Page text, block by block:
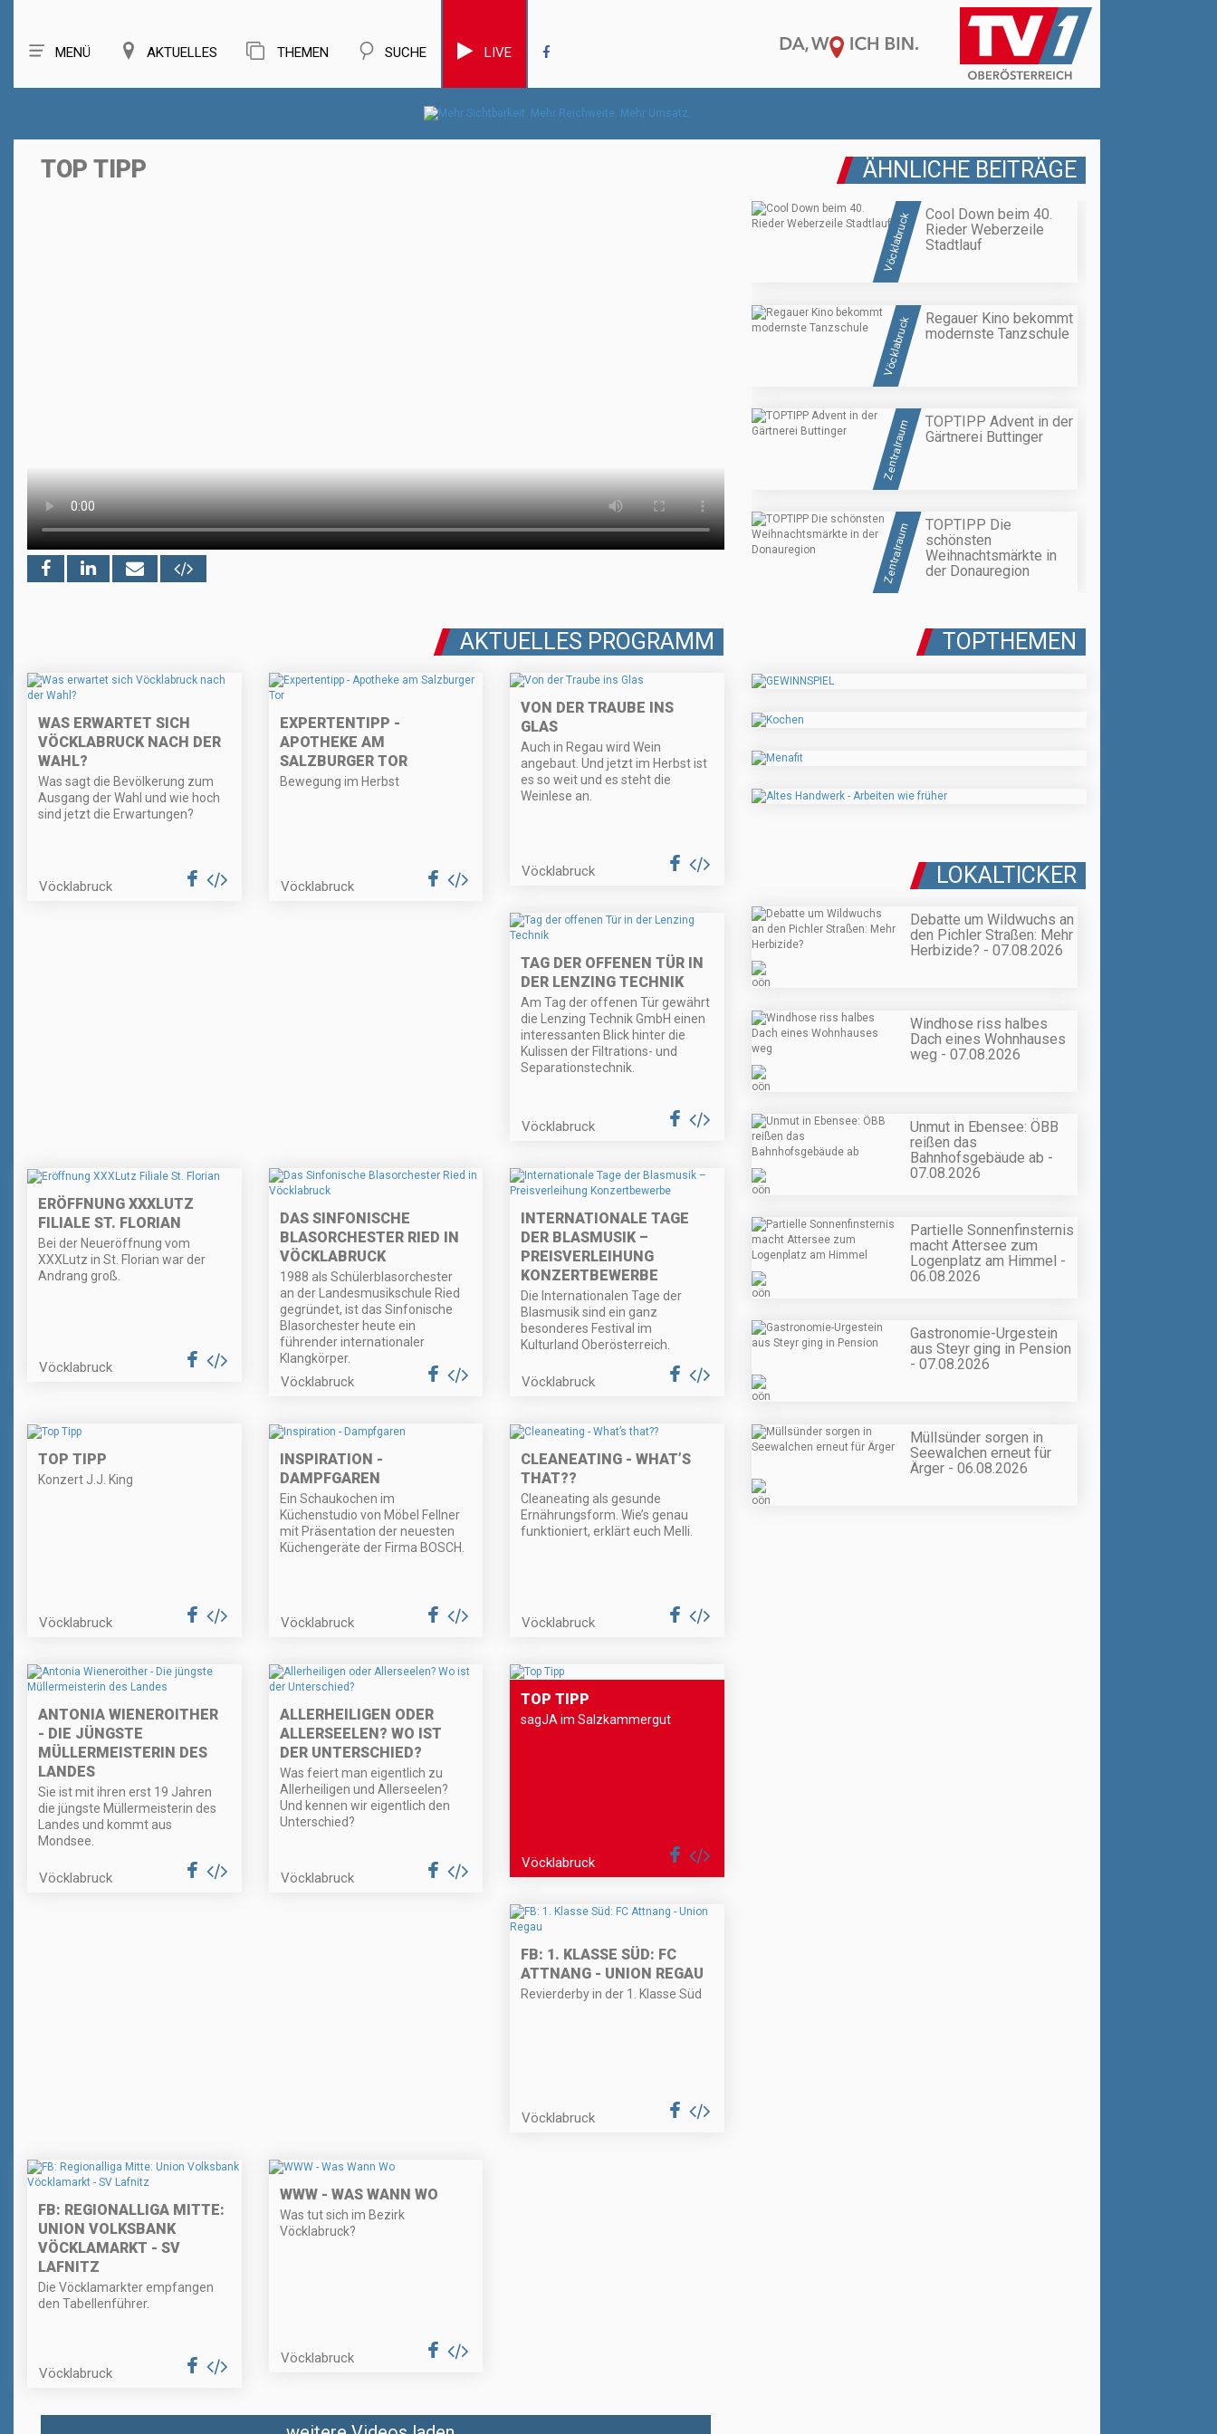
MENÜ AKTUELLES THEMEN SUCHE LIVE
TOP TIPP ÄHNLICHE BEITRÄGE
Vöcklabruck
Cool Down beim 40.
Rieder Weberzeile
Stadtlauf
Vöcklabruck
Regauer Kino bekommt
modernste Tanzschule
Zentralraum
TOPTIPP Advent in der
Gärtnerei Buttinger
Zentralraum
TOPTIPP Die
schönsten
Weihnachtsmärkte in
der Donauregion
AKTUELLES PROGRAMM
WAS ERWARTET SICH
VÖCKLABRUCK NACH DER
WAHL?
Was sagt die Bevölkerung zum
Ausgang der Wahl und wie hoch
sind jetzt die Erwartungen?
Vöcklabruck
EXPERTENTIPP -
APOTHEKE AM
SALZBURGER TOR
Bewegung im Herbst
Vöcklabruck
VON DER TRAUBE INS
GLAS
Auch in Regau wird Wein
angebaut. Und jetzt im Herbst ist
es so weit und es steht die
Weinlese an.
Vöcklabruck
TAG DER OFFENEN TÜR IN
DER LENZING TECHNIK
Am Tag der offenen Tür gewährt
die Lenzing Technik GmbH einen
interessanten Blick hinter die
Kulissen der Filtrations- und
Separationstechnik.
Vöcklabruck
ERÖFFNUNG XXXLUTZ
FILIALE ST. FLORIAN
Bei der Neueröffnung vom
XXXLutz in St. Florian war der
Andrang groß.
Vöcklabruck
DAS SINFONISCHE
BLASORCHESTER RIED IN
VÖCKLABRUCK
1988 als Schülerblasorchester
an der Landesmusikschule Ried
gegründet, ist das Sinfonische
Blasorchester heute ein
führender internationaler
Klangkörper.
Vöcklabruck
INTERNATIONALE TAGE
DER BLASMUSIK –
PREISVERLEIHUNG
KONZERTBEWERBE
Die Internationalen Tage der
Blasmusik sind ein ganz
besonderes Festival im
Kulturland Oberösterreich.
Vöcklabruck
TOP TIPP
Konzert J.J. King
Vöcklabruck
INSPIRATION -
DAMPFGAREN
Ein Schaukochen im
Küchenstudio von Möbel Fellner
mit Präsentation der neuesten
Küchengeräte der Firma BOSCH.
Vöcklabruck
CLEANEATING - WHAT’S
THAT??
Cleaneating als gesunde
Ernährungsform. Wie’s genau
funktioniert, erklärt euch Melli.
Vöcklabruck
ANTONIA WIENEROITHER
- DIE JÜNGSTE
MÜLLERMEISTERIN DES
LANDES
Sie ist mit ihren erst 19 Jahren
die jüngste Müllermeisterin des
Landes und kommt aus
Mondsee.
Vöcklabruck
ALLERHEILIGEN ODER
ALLERSEELEN? WO IST
DER UNTERSCHIED?
Was feiert man eigentlich zu
Allerheiligen und Allerseelen?
Und kennen wir eigentlich den
Unterschied?
Vöcklabruck
TOP TIPP
sagJA im Salzkammergut
Vöcklabruck
FB: 1. KLASSE SÜD: FC
ATTNANG - UNION REGAU
Revierderby in der 1. Klasse Süd
Vöcklabruck
FB: REGIONALLIGA MITTE:
UNION VOLKSBANK
VÖCKLAMARKT - SV
LAFNITZ
Die Vöcklamarkter empfangen
den Tabellenführer.
Vöcklabruck
WWW - WAS WANN WO
Was tut sich im Bezirk
Vöcklabruck?
Vöcklabruck
TOPTHEMEN
LOKALTICKER
Debatte um Wildwuchs an
den Pichler Straßen: Mehr
Herbizide? - 07.08.2026
Windhose riss halbes
Dach eines Wohnhauses
weg - 07.08.2026
Unmut in Ebensee: ÖBB
reißen das
Bahnhofsgebäude ab -
07.08.2026
Partielle Sonnenfinsternis
macht Attersee zum
Logenplatz am Himmel -
06.08.2026
Gastronomie-Urgestein
aus Steyr ging in Pension
- 07.08.2026
Müllsünder sorgen in
Seewalchen erneut für
Ärger - 06.08.2026